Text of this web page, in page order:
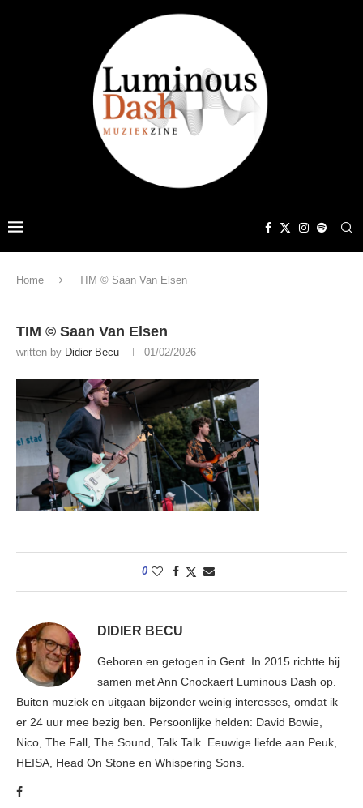
Home TIM © Saan Van Elsen
TIM © Saan Van Elsen
written by Didier Becu 01/02/2026
0
DIDIER BECU
Geboren en getogen in Gent. In 2015 richtte hij
samen met Ann Cnockaert Luminous Dash op.
Buiten muziek en uitgaan bijzonder weinig interesses, omdat ik
er 24 uur mee bezig ben. Persoonlijke helden: David Bowie,
Nico, The Fall, The Sound, Talk Talk. Eeuwige liefde aan Peuk,
HEISA, Head On Stone en Whispering Sons.